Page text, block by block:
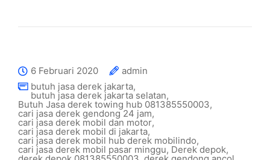
6 Februari 2020
admin
butuh jasa derek jakarta,
butuh jasa derek jakarta selatan,
Butuh Jasa derek towing hub 081385550003,
cari jasa derek gendong 24 jam,
cari jasa derek mobil dan motor,
cari jasa derek mobil di jakarta,
cari jasa derek mobil hub derek mobilindo,
cari jasa derek mobil pasar minggu, Derek depok,